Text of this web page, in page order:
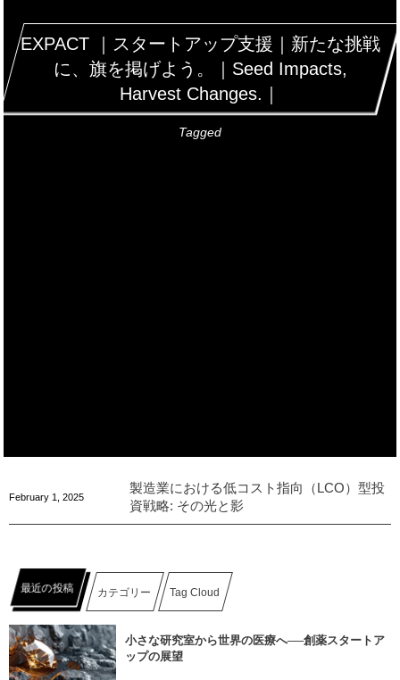
EXPACT ｜スタートアップ支援｜新たな挑戦
に、旗を掲げよう。｜Seed Impacts,
Harvest Changes.｜
Tagged
February 1 2025
製造業における低コスト指向（LCO）型投
資戦略: その光と影
最近の投稿 カテゴリー Tag Cloud
小さな研究室から世界の医療へ──創薬スタートア
ップの展望